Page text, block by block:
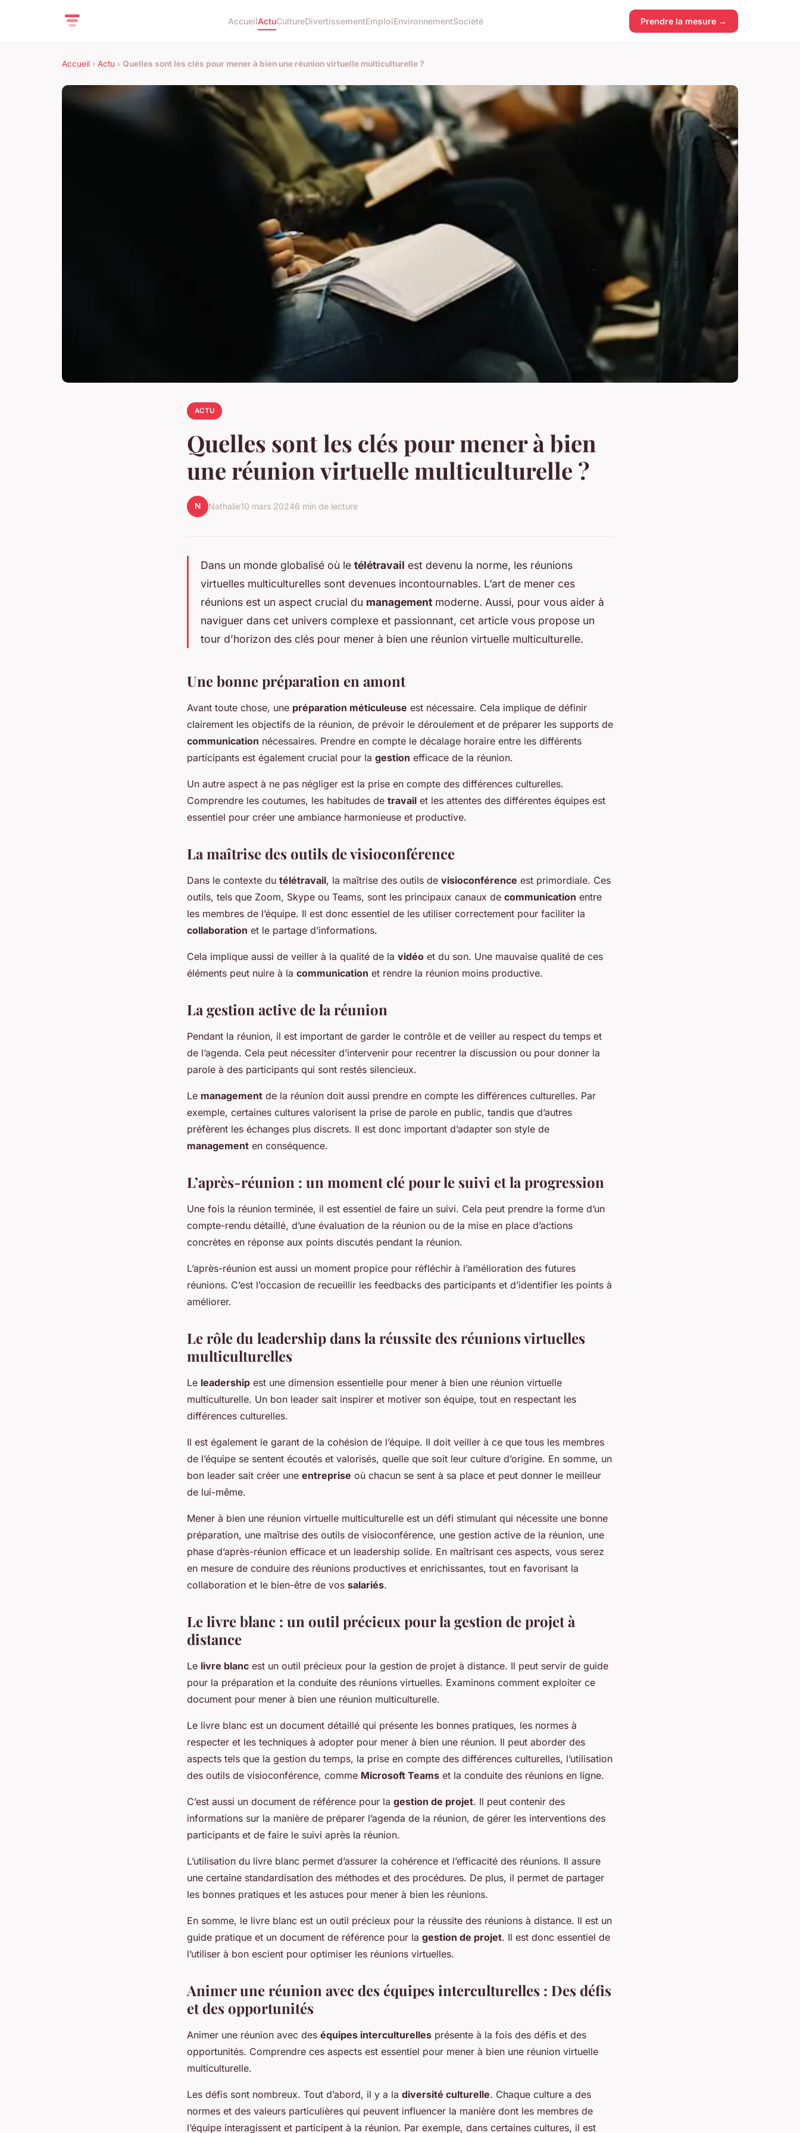
AccueilActuCultureDivertissementEmploiEnvironnementSociété Prendre la mesure →
Accueil › Actu › Quelles sont les clés pour mener à bien une réunion virtuelle multiculturelle ?
ACTU
Quelles sont les clés pour mener à bien
une réunion virtuelle multiculturelle ?
N Nathalie10 mars 20246 min de lecture
Dans un monde globalisé où le télétravail est devenu la norme, les réunions
virtuelles multiculturelles sont devenues incontournables. L’art de mener ces
réunions est un aspect crucial du management moderne. Aussi, pour vous aider à
naviguer dans cet univers complexe et passionnant, cet article vous propose un
tour d’horizon des clés pour mener à bien une réunion virtuelle multiculturelle.
Une bonne préparation en amont
Avant toute chose, une préparation méticuleuse est nécessaire. Cela implique de définir
clairement les objectifs de la réunion, de prévoir le déroulement et de préparer les supports de
communication nécessaires. Prendre en compte le décalage horaire entre les différents
participants est également crucial pour la gestion efficace de la réunion.
Un autre aspect à ne pas négliger est la prise en compte des différences culturelles.
Comprendre les coutumes, les habitudes de travail et les attentes des différentes équipes est
essentiel pour créer une ambiance harmonieuse et productive.
La maîtrise des outils de visioconférence
Dans le contexte du télétravail, la maîtrise des outils de visioconférence est primordiale. Ces
outils, tels que Zoom, Skype ou Teams, sont les principaux canaux de communication entre
les membres de l’équipe. Il est donc essentiel de les utiliser correctement pour faciliter la
collaboration et le partage d’informations.
Cela implique aussi de veiller à la qualité de la vidéo et du son. Une mauvaise qualité de ces
éléments peut nuire à la communication et rendre la réunion moins productive.
La gestion active de la réunion
Pendant la réunion, il est important de garder le contrôle et de veiller au respect du temps et
de l’agenda. Cela peut nécessiter d’intervenir pour recentrer la discussion ou pour donner la
parole à des participants qui sont restés silencieux.
Le management de la réunion doit aussi prendre en compte les différences culturelles. Par
exemple, certaines cultures valorisent la prise de parole en public, tandis que d’autres
préfèrent les échanges plus discrets. Il est donc important d’adapter son style de
management en conséquence.
L’après-réunion : un moment clé pour le suivi et la progression
Une fois la réunion terminée, il est essentiel de faire un suivi. Cela peut prendre la forme d’un
compte-rendu détaillé, d’une évaluation de la réunion ou de la mise en place d’actions
concrètes en réponse aux points discutés pendant la réunion.
L’après-réunion est aussi un moment propice pour réfléchir à l’amélioration des futures
réunions. C’est l’occasion de recueillir les feedbacks des participants et d’identifier les points à
améliorer.
Le rôle du leadership dans la réussite des réunions virtuelles
multiculturelles
Le leadership est une dimension essentielle pour mener à bien une réunion virtuelle
multiculturelle. Un bon leader sait inspirer et motiver son équipe, tout en respectant les
différences culturelles.
Il est également le garant de la cohésion de l’équipe. Il doit veiller à ce que tous les membres
de l’équipe se sentent écoutés et valorisés, quelle que soit leur culture d’origine. En somme, un
bon leader sait créer une entreprise où chacun se sent à sa place et peut donner le meilleur
de lui-même.
Mener à bien une réunion virtuelle multiculturelle est un défi stimulant qui nécessite une bonne
préparation, une maîtrise des outils de visioconférence, une gestion active de la réunion, une
phase d’après-réunion efficace et un leadership solide. En maîtrisant ces aspects, vous serez
en mesure de conduire des réunions productives et enrichissantes, tout en favorisant la
collaboration et le bien-être de vos salariés.
Le livre blanc : un outil précieux pour la gestion de projet à
distance
Le livre blanc est un outil précieux pour la gestion de projet à distance. Il peut servir de guide
pour la préparation et la conduite des réunions virtuelles. Examinons comment exploiter ce
document pour mener à bien une réunion multiculturelle.
Le livre blanc est un document détaillé qui présente les bonnes pratiques, les normes à
respecter et les techniques à adopter pour mener à bien une réunion. Il peut aborder des
aspects tels que la gestion du temps, la prise en compte des différences culturelles, l’utilisation
des outils de visioconférence, comme Microsoft Teams et la conduite des réunions en ligne.
C’est aussi un document de référence pour la gestion de projet. Il peut contenir des
informations sur la manière de préparer l’agenda de la réunion, de gérer les interventions des
participants et de faire le suivi après la réunion.
L’utilisation du livre blanc permet d’assurer la cohérence et l’efficacité des réunions. Il assure
une certaine standardisation des méthodes et des procédures. De plus, il permet de partager
les bonnes pratiques et les astuces pour mener à bien les réunions.
En somme, le livre blanc est un outil précieux pour la réussite des réunions à distance. Il est un
guide pratique et un document de référence pour la gestion de projet. Il est donc essentiel de
l’utiliser à bon escient pour optimiser les réunions virtuelles.
Animer une réunion avec des équipes interculturelles : Des défis
et des opportunités
Animer une réunion avec des équipes interculturelles présente à la fois des défis et des
opportunités. Comprendre ces aspects est essentiel pour mener à bien une réunion virtuelle
multiculturelle.
Les défis sont nombreux. Tout d’abord, il y a la diversité culturelle. Chaque culture a des
normes et des valeurs particulières qui peuvent influencer la manière dont les membres de
l’équipe interagissent et participent à la réunion. Par exemple, dans certaines cultures, il est